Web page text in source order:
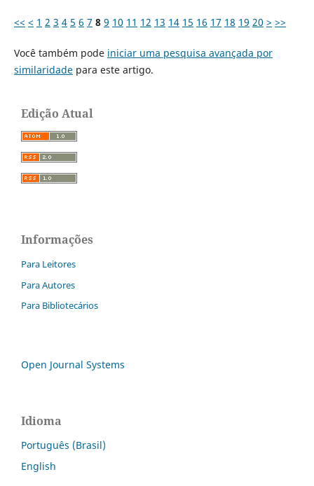
<< < 1 2 3 4 5 6 7 8 9 10 11 12 13 14 15 16 17 18 19 20 > >>
Você também pode iniciar uma pesquisa avançada por
similaridadepara este artigo.
Edição Atual
Informações
Para Leitores
Para Autores
Para Bibliotecários
Open Journal Systems
Idioma
Português (Brasil)
English